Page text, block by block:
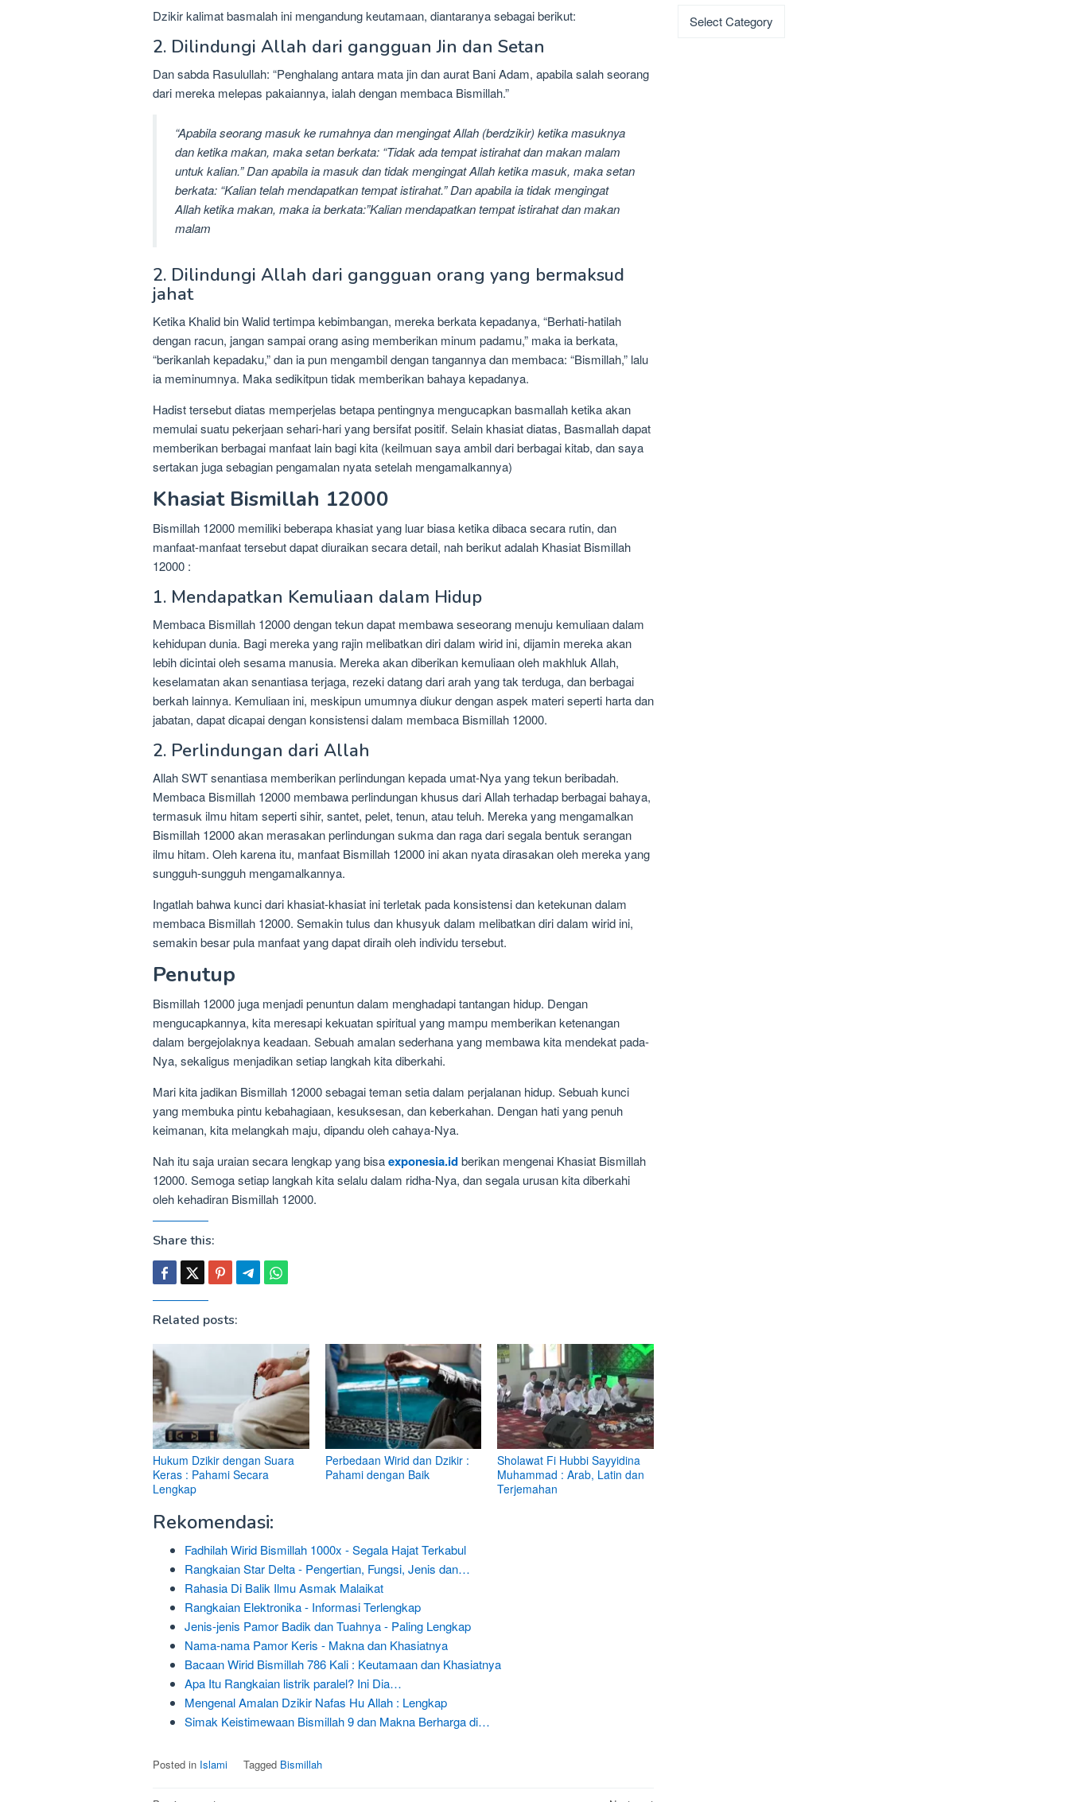
Dzikir kalimat basmalah ini mengandung keutamaan, diantaranya sebagai berikut:
2. Dilindungi Allah dari gangguan Jin dan Setan
Dan sabda Rasulullah: “Penghalang antara mata jin dan aurat Bani Adam, apabila salah seorang
dari mereka melepas pakaiannya, ialah dengan membaca Bismillah.”
“Apabila seorang masuk ke rumahnya dan mengingat Allah (berdzikir) ketika masuknya
dan ketika makan, maka setan berkata: “Tidak ada tempat istirahat dan makan malam
untuk kalian.” Dan apabila ia masuk dan tidak mengingat Allah ketika masuk, maka setan
berkata: “Kalian telah mendapatkan tempat istirahat.” Dan apabila ia tidak mengingat
Allah ketika makan, maka ia berkata:”Kalian mendapatkan tempat istirahat dan makan
malam
2. Dilindungi Allah dari gangguan orang yang bermaksud
jahat
Ketika Khalid bin Walid tertimpa kebimbangan, mereka berkata kepadanya, “Berhati-hatilah
dengan racun, jangan sampai orang asing memberikan minum padamu,” maka ia berkata,
“berikanlah kepadaku,” dan ia pun mengambil dengan tangannya dan membaca: “Bismillah,” lalu
ia meminumnya. Maka sedikitpun tidak memberikan bahaya kepadanya.
Hadist tersebut diatas memperjelas betapa pentingnya mengucapkan basmallah ketika akan
memulai suatu pekerjaan sehari-hari yang bersifat positif. Selain khasiat diatas, Basmallah dapat
memberikan berbagai manfaat lain bagi kita (keilmuan saya ambil dari berbagai kitab, dan saya
sertakan juga sebagian pengamalan nyata setelah mengamalkannya)
Khasiat Bismillah 12000
Bismillah 12000 memiliki beberapa khasiat yang luar biasa ketika dibaca secara rutin, dan
manfaat-manfaat tersebut dapat diuraikan secara detail, nah berikut adalah Khasiat Bismillah
12000 :
1. Mendapatkan Kemuliaan dalam Hidup
Membaca Bismillah 12000 dengan tekun dapat membawa seseorang menuju kemuliaan dalam
kehidupan dunia. Bagi mereka yang rajin melibatkan diri dalam wirid ini, dijamin mereka akan
lebih dicintai oleh sesama manusia. Mereka akan diberikan kemuliaan oleh makhluk Allah,
keselamatan akan senantiasa terjaga, rezeki datang dari arah yang tak terduga, dan berbagai
berkah lainnya. Kemuliaan ini, meskipun umumnya diukur dengan aspek materi seperti harta dan
jabatan, dapat dicapai dengan konsistensi dalam membaca Bismillah 12000.
2. Perlindungan dari Allah
Allah SWT senantiasa memberikan perlindungan kepada umat-Nya yang tekun beribadah.
Membaca Bismillah 12000 membawa perlindungan khusus dari Allah terhadap berbagai bahaya,
termasuk ilmu hitam seperti sihir, santet, pelet, tenun, atau teluh. Mereka yang mengamalkan
Bismillah 12000 akan merasakan perlindungan sukma dan raga dari segala bentuk serangan
ilmu hitam. Oleh karena itu, manfaat Bismillah 12000 ini akan nyata dirasakan oleh mereka yang
sungguh-sungguh mengamalkannya.
Ingatlah bahwa kunci dari khasiat-khasiat ini terletak pada konsistensi dan ketekunan dalam
membaca Bismillah 12000. Semakin tulus dan khusyuk dalam melibatkan diri dalam wirid ini,
semakin besar pula manfaat yang dapat diraih oleh individu tersebut.
Penutup
Bismillah 12000 juga menjadi penuntun dalam menghadapi tantangan hidup. Dengan
mengucapkannya, kita meresapi kekuatan spiritual yang mampu memberikan ketenangan
dalam bergejolaknya keadaan. Sebuah amalan sederhana yang membawa kita mendekat pada-
Nya, sekaligus menjadikan setiap langkah kita diberkahi.
Mari kita jadikan Bismillah 12000 sebagai teman setia dalam perjalanan hidup. Sebuah kunci
yang membuka pintu kebahagiaan, kesuksesan, dan keberkahan. Dengan hati yang penuh
keimanan, kita melangkah maju, dipandu oleh cahaya-Nya.
Nah itu saja uraian secara lengkap yang bisaexponesia.idberikan mengenai Khasiat Bismillah
12000. Semoga setiap langkah kita selalu dalam ridha-Nya, dan segala urusan kita diberkahi
oleh kehadiran Bismillah 12000.
Share this:
Related posts:
Hukum Dzikir dengan Suara
Keras : Pahami Secara
Lengkap
Perbedaan Wirid dan Dzikir :
Pahami dengan Baik
Sholawat Fi Hubbi Sayyidina
Muhammad : Arab, Latin dan
Terjemahan
Rekomendasi:
Fadhilah Wirid Bismillah 1000x - Segala Hajat Terkabul
Rangkaian Star Delta - Pengertian, Fungsi, Jenis dan…
Rahasia Di Balik Ilmu Asmak Malaikat
Rangkaian Elektronika - Informasi Terlengkap
Jenis-jenis Pamor Badik dan Tuahnya - Paling Lengkap
Nama-nama Pamor Keris - Makna dan Khasiatnya
Bacaan Wirid Bismillah 786 Kali : Keutamaan dan Khasiatnya
Apa Itu Rangkaian listrik paralel? Ini Dia…
Mengenal Amalan Dzikir Nafas Hu Allah : Lengkap
Simak Keistimewaan Bismillah 9 dan Makna Berharga di…
Posted in Islami Tagged Bismillah
Kategori